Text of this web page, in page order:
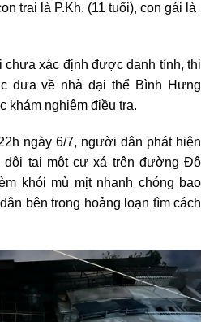
trai là P.Kh. (11 tuổi), con gái là
chưa xác định được danh tính, thi
đưa về nhà đại thể Bình Hưng
khám nghiệm điều tra.
ngày 6/7, người dân phát hiện
dội tại một cư xá trên đường Đô
khói mù mịt nhanh chóng bao
bên trong hoảng loạn tìm cách